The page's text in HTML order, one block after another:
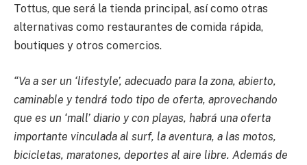
Tottus, que será la tienda principal, así como otras
alternativas como restaurantes de comida rápida,
boutiques y otros comercios.
“Va a ser un ‘lifestyle’, adecuado para la zona, abierto,
caminable y tendrá todo tipo de oferta, aprovechando
que es un ‘mall’ diario y con playas, habrá una oferta
importante vinculada al surf, la aventura, a las motos,
bicicletas, maratones, deportes al aire libre. Además de